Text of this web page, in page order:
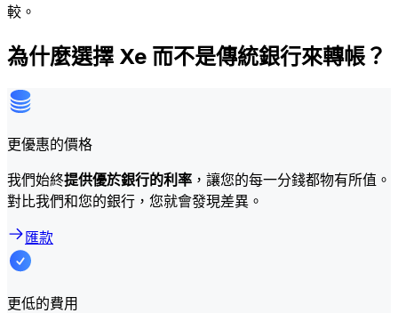
較。
為什麼選擇 Xe 而不是傳統銀行來轉帳？
更優惠的價格
我們始終提供優於銀行的利率 ，讓您的每一分錢都物有所值。
對比我們和您的銀行，您就會發現差異。
匯款
更低的費用